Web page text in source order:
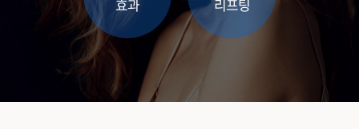
인천송도점
일산주엽점
효과
리프팅